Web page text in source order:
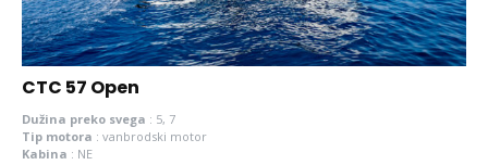
CTC 57 Open
Dužina preko svega : 5, 7
Tip motora : vanbrodski motor
Kabina : NE